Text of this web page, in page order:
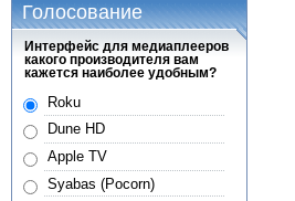
Голосование
Интерфейс для медиаплееров
какого производителя вам
кажется наиболее удобным?
Roku
Dune HD
Apple TV
Syabas (Pocorn)